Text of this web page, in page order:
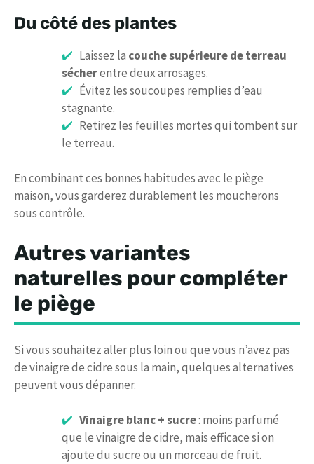
Du côté des plantes
Laissez la couche supérieure de terreau
sécherentre deux arrosages.
Évitez les soucoupes remplies d’eau
stagnante.
Retirez les feuilles mortes qui tombent sur
le terreau.
En combinant ces bonnes habitudes avec le piège
maison, vous garderez durablement les moucherons
sous contrôle.
Autres variantes
naturelles pour compléter
le piège
Si vous souhaitez aller plus loin ou que vous n’avez pas
de vinaigre de cidre sous la main, quelques alternatives
peuvent vous dépanner.
Vinaigre blanc + sucre: moins parfumé
que le vinaigre de cidre, mais efficace si on
ajoute du sucre ou un morceau de fruit.